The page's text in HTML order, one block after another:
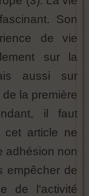
Son
de vie
sur la
aussi sur
la première
il faut
cet article ne
adhésion non
empêcher de
de l'activité